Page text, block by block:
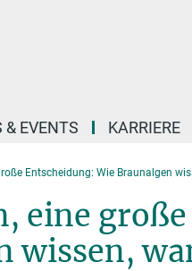
& EVENTS KARRIERE
Entscheidung: Wie Braunalgen
eine
wissen,